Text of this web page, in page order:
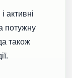
активні
потужну
також